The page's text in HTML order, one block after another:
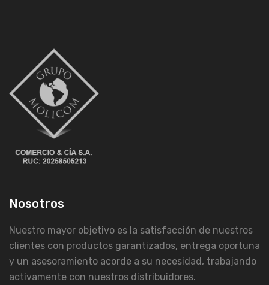
Nosotros
Nuestro mayor objetivo es la satisfacción de nuestros
clientes con productos garantizados, entrega oportuna
y un asesoramiento acorde a su necesidad, trabajando
activamente con nuestros distribuidores.